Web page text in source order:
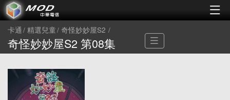
卡通 精選兒童 奇怪妙妙屋S2
奇怪妙妙屋S2 第08集